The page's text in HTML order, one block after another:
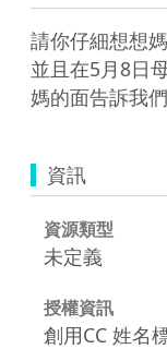
請你仔細想想
並且在5月8日
媽的面告訴我
資訊
資源類型
未定義
授權資訊
創用CC 姓名